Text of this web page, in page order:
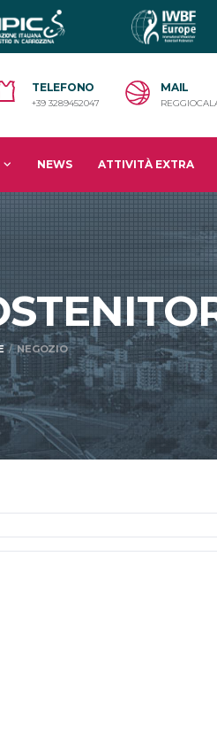
TELEFONO
+39 3289452047
MAIL
NEWS ATTIVITÀ EXTRA
NEGOZIO